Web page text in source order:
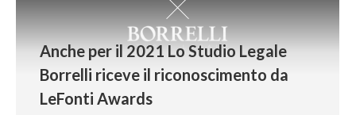
Anche per il 2021 Lo Studio Legale
Borrelli riceve il riconoscimento da
LeFonti Awards